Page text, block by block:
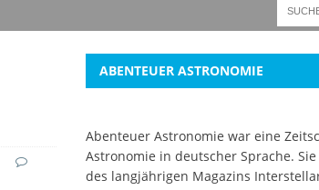
ABENTEUER ASTRONOMIE
Abenteuer Astronomie war eine
Astronomie in deutscher Sprache.
des langjährigen Magazins